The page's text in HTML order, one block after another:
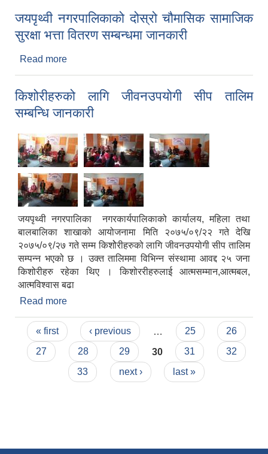
जयपृथ्वी नगरपालिकाको दोस्रो चौमासिक सामाजिक
सुरक्षा भत्ता वितरण सम्बन्धमा जानकारी
Read more
किशोरीहरुको लागि जीवनउपयोगी सीप तालिम
सम्बन्धि जानकारी
जयपृथ्वी नगरपालिका नगरकार्यपालिकाको कार्यालय, महिला तथा
बालबालिका शाखाको आयोजनामा मिति २०७५/०९/२२ गते देखि
२०७५/०९/२७ गते सम्म किशोेरीहरुको लागि जीवनउपयोगी सीप तालिम
सम्पन्न भएको छ । उक्त तालिममा विभिन्न संस्थामा आवद्द २५ जना
किशोरीहरु रहेका थिए । किशोररीहरुलाई आत्मसम्मान,आत्मबल,
आत्मविश्वास बढा
Read more
Pages
« first ‹ previous 25
26
27
28 29 30 31
32
33
next › last »